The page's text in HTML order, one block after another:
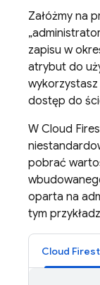
Załóżmy na
zapisu w
atrybut do
dostęp do
W Cloud
pobrać
oparta na
tym
Cloud